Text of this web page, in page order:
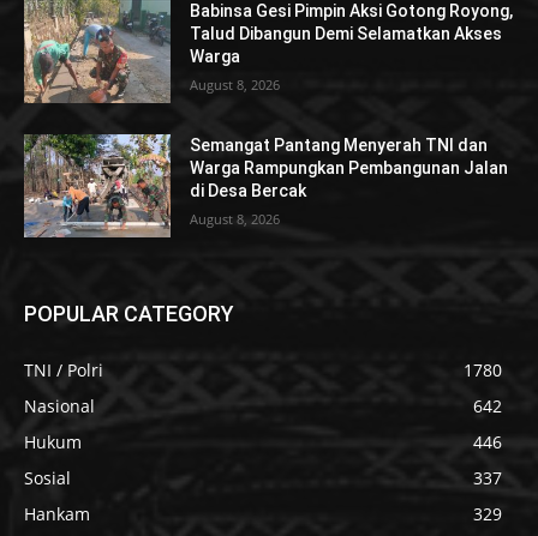
Babinsa Gesi Pimpin Aksi Gotong Royong,
Talud Dibangun Demi Selamatkan Akses
Warga
August 8, 2026
Semangat Pantang Menyerah TNI dan
Warga Rampungkan Pembangunan Jalan
di Desa Bercak
August 8, 2026
POPULAR CATEGORY
TNI / Polri
1780
Nasional
642
Hukum
446
Sosial
337
Hankam
329